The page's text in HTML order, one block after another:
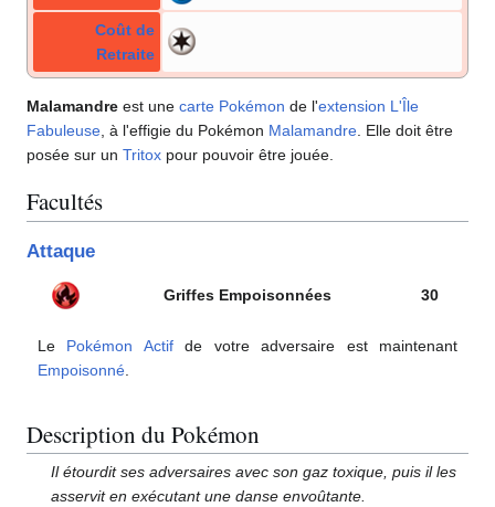
Coût de
Retraite
Malamandre est une carte Pokémon de l'extension L'Île
Fabuleuse , à l'effigie du Pokémon Malamandre . Elle doit être
posée sur un Tritox pour pouvoir être jouée.
Facultés
Attaque
Griffes Empoisonnées 30
Le Pokémon Actifde votre adversaire est maintenant
Empoisonné
Description du Pokémon
Il étourdit ses adversaires avec son gaz toxique, puis il les
asservit en exécutant une danse envoûtante.